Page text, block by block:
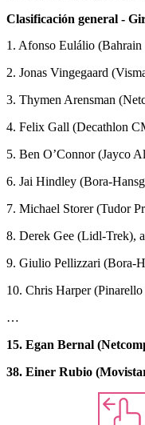
Clasificación general -
1. Afonso Eulálio
2. Jonas Vingegaard
3. Thymen Arensman
4. Felix Gall (Decathlon
5. Ben O’Connor (Jayco
6. Jai Hindley (Bora-
7. Michael Storer (Tudor
8. Derek Gee (Lidl-Trek), a
9. Giulio Pellizzari (Bora-
10. Chris Harper (Pinarello
…
15. Egan Bernal
38. Einer Rubio